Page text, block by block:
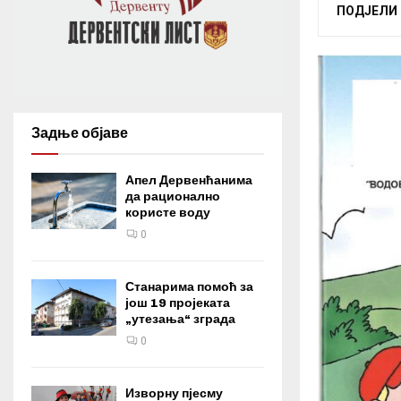
ПОДЈЕЛИ
Задње објаве
Апел Дервенћанима
да рационално
користе воду
0
Станарима помоћ за
још 19 пројеката
„утезања“ зграда
0
Изворну пјесму